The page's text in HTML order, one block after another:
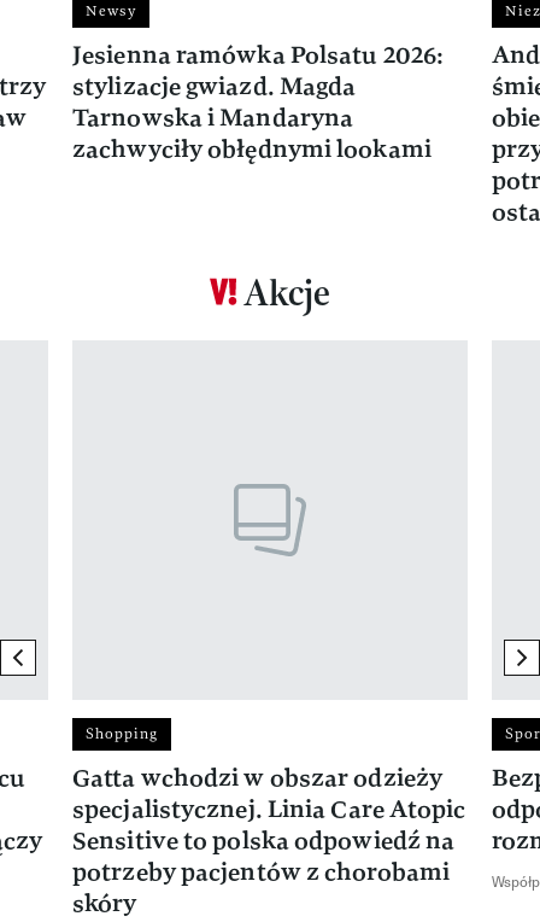
Newsy
Jesienna ramówka Polsatu 2026:
stylizacje gwiazd. Magda
Tarnowska i Mandaryna
zachwyciły obłędnymi lookami
Akcje
previous element
Shopping
Gatta wchodzi w obszar odzieży
specjalistycznej. Linia Care Atopic
Sensitive to polska odpowiedź na
potrzeby pacjentów z chorobami
skóry